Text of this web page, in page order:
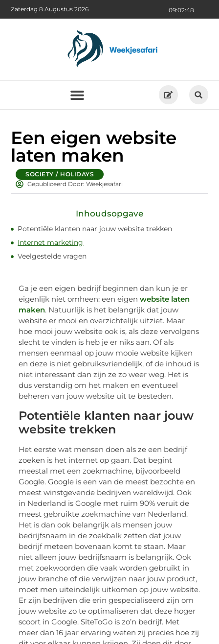
09:02:49
Zaterdag 8 Augustus 2026
Een eigen website
laten maken
SOCIETY / HOLIDAYS
Gepubliceerd Door: Weekjesafari
Inhoudsopgave
Potentiële klanten naar jouw website trekken
Internet marketing
Veelgestelde vragen
Ga je een eigen bedrijf beginnen dan kun je er
eigenlijk niet omheen: een eigenwebsite laten
maken. Natuurlijk is het belangrijk dat jouw
website er mooi en overzichtelijk uitziet. Maar
hoe mooi jouw website ook is, als deze vervolgens
slecht te vinden is heb je er niks aan. Of als
mensen eenmaal op jouw mooie website kijken
en deze is niet gebruiksvriendelijk, of de inhoud is
niet interessant dan zijn ze zo weer weg. Het is
dus verstandig om het maken en eventueel
beheren van jouw website uit te besteden.
Potentiële klanten naar jouw
website trekken
Het eerste wat mensen doen als ze een bedrijf
zoeken is het internet op gaan. Dat begint
meestal met een zoekmachine, bijvoorbeeld
Google. Google is een van de meest bezochte en
meest winstgevende bedrijven wereldwijd. Ook
in Nederland is Google met ruim 90% veruit de
meest gebruikte zoekmachine van Nederland.
Het is dan ook belangrijk als mensen jouw
bedrijfsnaam in de zoekbalk zetten dat jouw
bedrijf meteen bovenaan komt te staan. Maar
niet alleen jouw bedrijfsnaam is belangrijk. Ook
met zoekwoorden die vaak worden gebruikt in
jouw branche of die verwijzen naar jouw product,
moet men uiteindelijk uitkomen op jouw website.
Er zijn bedrijven die erin gespecialiseerd zijn om
jouw website zo te optimaliseren dat deze hoger
scoort in Google. SiteToGo is zo’n bedrijf. Met
meer dan 16 jaar ervaring weten zij precies hoe zij